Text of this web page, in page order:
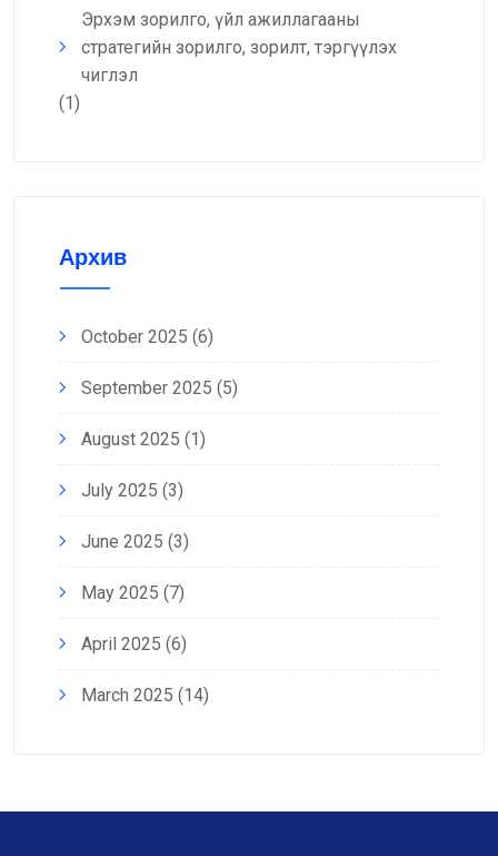
Эрхэм зорилго, үйл ажиллагааны
стратегийн зорилго, зорилт, тэргүүлэх
чиглэл
(1)
Архив
October 2025 (6)
September 2025 (5)
August 2025 (1)
July 2025 (3)
June 2025 (3)
May 2025 (7)
April 2025 (6)
March 2025 (14)